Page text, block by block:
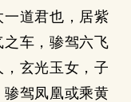
道君也，居紫
车，骖驾六飞
玄光玉女，子
驾凤凰或乘黄